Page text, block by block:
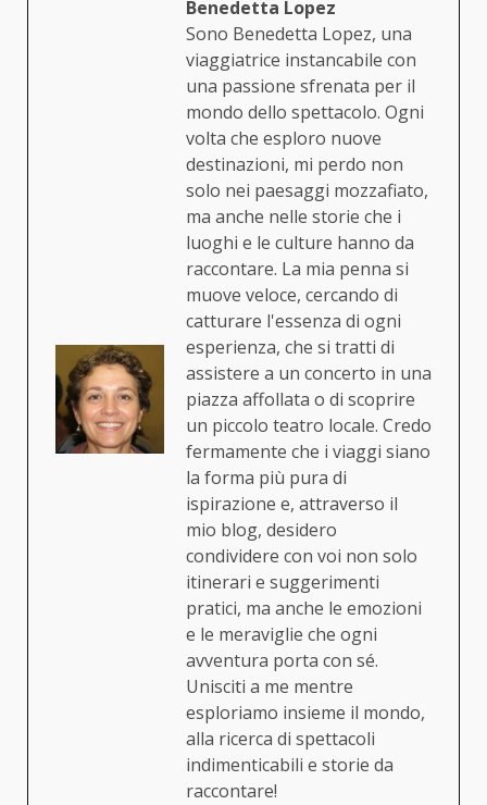
Benedetta Lopez
Sono Benedetta Lopez, una
viaggiatrice instancabile con
una passione sfrenata per il
mondo dello spettacolo. Ogni
volta che esploro nuove
destinazioni, mi perdo non
solo nei paesaggi mozzafiato,
ma anche nelle storie che i
luoghi e le culture hanno da
raccontare. La mia penna si
muove veloce, cercando di
catturare l'essenza di ogni
esperienza, che si tratti di
assistere a un concerto in una
piazza affollata o di scoprire
un piccolo teatro locale. Credo
fermamente che i viaggi siano
la forma più pura di
ispirazione e, attraverso il
mio blog, desidero
condividere con voi non solo
itinerari e suggerimenti
pratici, ma anche le emozioni
e le meraviglie che ogni
avventura porta con sé.
Unisciti a me mentre
esploriamo insieme il mondo,
alla ricerca di spettacoli
indimenticabili e storie da
raccontare!